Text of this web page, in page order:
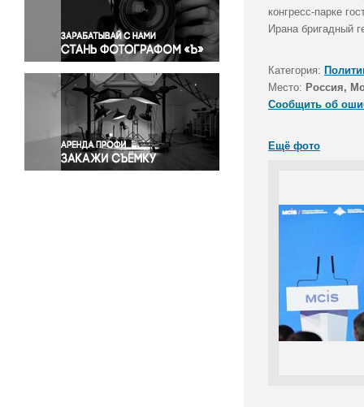
Правосудие
Происшествия и конфликты
Религия
Светская жизнь
Спорт
Экология
Экономика и бизнес
конгресс-парке
Ирана бригадный
Категория:
Место: Россия,
Сообщить об
Ещё фото